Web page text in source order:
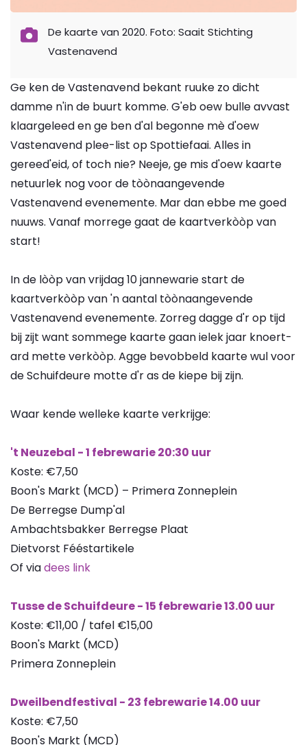
De kaarte van 2020. Foto: Saait Stichting
Vastenavend
Ge ken de Vastenavend bekant ruuke zo dicht
damme n'in de buurt komme. G'eb oew bulle avvast
klaargeleed en ge ben d'al begonne mè d'oew
Vastenavend plee-list op Spottiefaai. Alles in
gereed'eid, of toch nie? Neeje, ge mis d'oew kaarte
netuurlek nog voor de tòònaangevende
Vastenavend evenemente. Mar dan ebbe me goed
nuuws. Vanaf morrege gaat de kaartverkòòp van
start!
In de lòòp van vrijdag 10 jannewarie start de
kaartverkòòp van 'n aantal tòònaangevende
Vastenavend evenemente. Zorreg dagge d'r op tijd
bij zijt want sommege kaarte gaan ielek jaar knoert-
ard mette verkòòp. Agge bevobbeld kaarte wul voor
de Schuifdeure motte d'r as de kiepe bij zijn.
Waar kende welleke kaarte verkrijge:
't Neuzebal - 1 febrewarie 20:30 uur
Koste: €7,50
Boon's Markt (MCD) – Primera Zonneplein
De Berregse Dump'al
Ambachtsbakker Berregse Plaat
Dietvorst Fééstartikele
Of viadees link
Tusse de Schuifdeure - 15 febrewarie 13.00 uur
Koste: €11,00 / tafel €15,00
Boon's Markt (MCD)
Primera Zonneplein
Dweilbendfestival - 23 febrewarie 14.00 uur
Koste: €7,50
Boon's Markt (MCD)